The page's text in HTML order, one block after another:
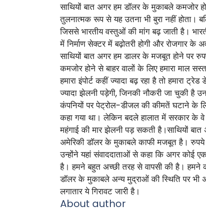
साथियों बात अगर हम डॉलर के मुकाबले कमजोर
तुलनात्मक रूप से यह उतना भी बुरा नहीं होता।
जिससे भारतीय वस्तुओं की मांग बढ़ जाती है।
में निर्माण सेक्टर में बढ़ोतरी होगी और रोजगार के
साथियों बात अगर हम डालर के मजबूत होने पर
कमजोर होने से बाहर वालों के लिए हमारा माल
हमारा इंपोर्ट कहीं ज्यादा बढ़ रहा है तो हमारा
ज्यादा झेलनी पड़ेगी, जिनकी नौकरी जा चुकी है
कंपनियों पर पेट्रोल-डीजल की कीमतें घटाने के
कहा गया था। लेकिन बदले हालात में सरकार के
महंगाई की मार झेलनी पड़ सकती है।साथियों
अमेरिकी डॉलर के मुकाबले काफी मजबूत है। रुपये
उन्होंने यहां संवाददाताओं से कहा कि अगर कोई
है। हमने बहुत अच्छी तरह से वापसी की है। हमने
डॉलर के मुकाबले अन्य मुद्राओं की स्थिति पर
लगातार ये गिरावट जारी है।
About author